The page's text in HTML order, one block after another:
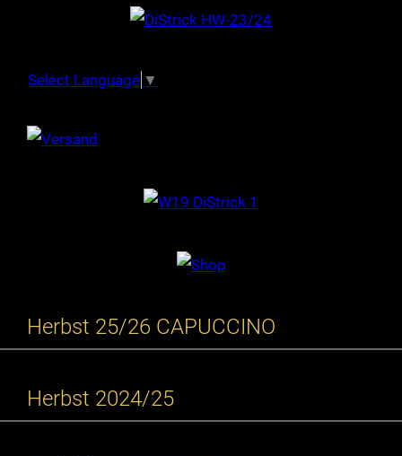
Select Language ▼
Herbst 25/26 CAPUCCINO
Herbst 2024/25